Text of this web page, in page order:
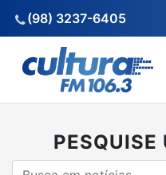
(98) 3237-6405